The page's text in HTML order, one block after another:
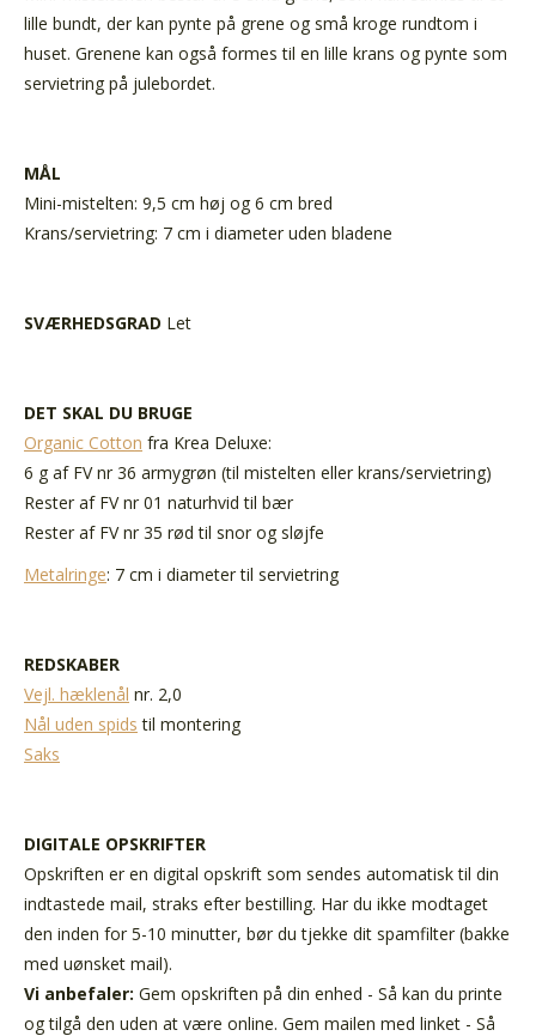
lille bundt, der kan pynte på grene og små kroge rundtom i
huset. Grenene kan også formes til en lille krans og pynte som
servietring på julebordet.
MÅL
Mini-mistelten: 9,5 cm høj og 6 cm bred
Krans/servietring: 7 cm i diameter uden bladene
SVÆRHEDSGRAD Let
DET SKAL DU BRUGE
Organic Cotton fra Krea Deluxe:
6 g af FV nr 36 armygrøn (til mistelten eller krans/servietring)
Rester af FV nr 01 naturhvid til bær
Rester af FV nr 35 rød til snor og sløjfe
Metalringe: 7 cm i diameter til servietring
REDSKABER
Vejl. hæklenål nr. 2,0
Nål uden spids til montering
Saks
DIGITALE OPSKRIFTER
Opskriften er en digital opskrift som sendes automatisk til din
indtastede mail, straks efter bestilling. Har du ikke modtaget
den inden for 5-10 minutter, bør du tjekke dit spamfilter (bakke
med uønsket mail).
Vi anbefaler: Gem opskriften på din enhed - Så kan du printe
og tilgå den uden at være online. Gem mailen med linket - Så